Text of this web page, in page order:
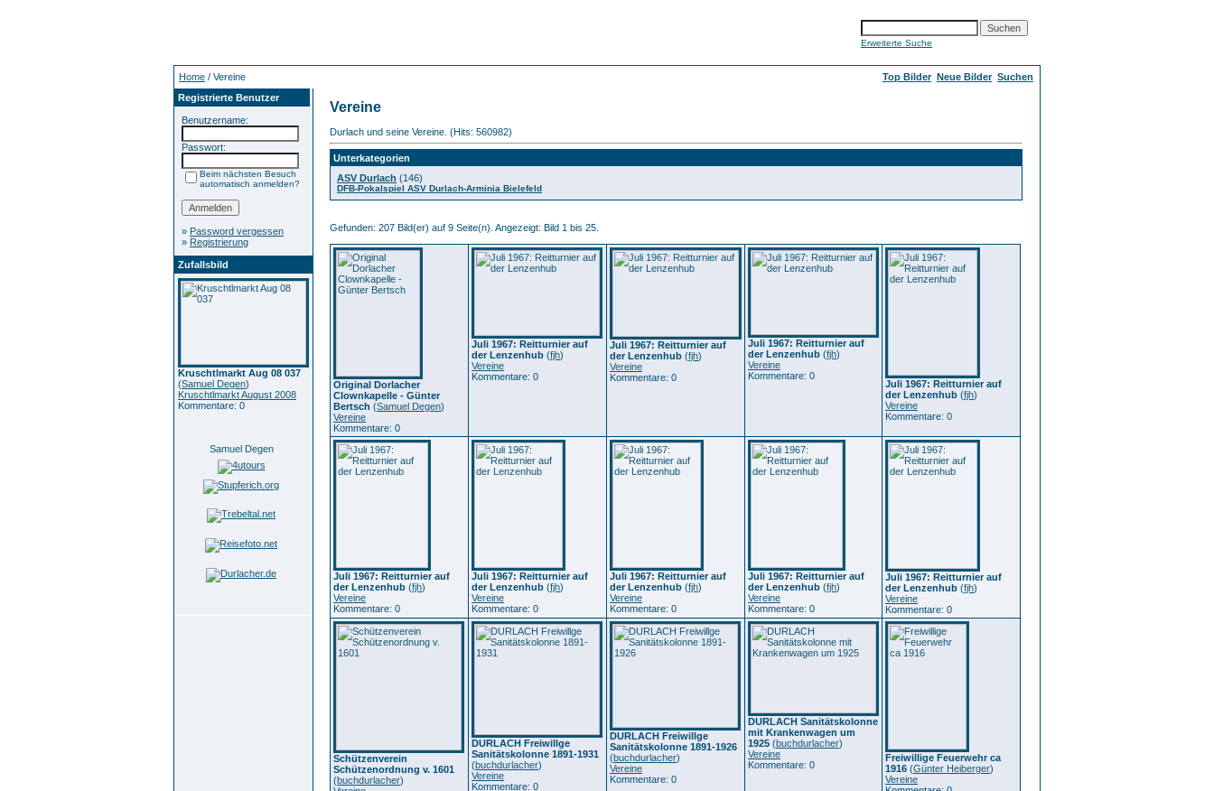
Erweiterte Suche
Home / Vereine Top Bilder Neue Bilder Suchen
Registrierte Benutzer
Benutzername:
Passwort:
Beim nächsten Besuch
automatisch anmelden?
» Password vergessen
» Registrierung
Zufallsbild
Kruschtlmarkt Aug 08 037
(Samuel Degen)
Kruschtlmarkt August 2008
Kommentare: 0
Samuel Degen
Vereine
Durlach und seine Vereine. (Hits: 560982)
Unterkategorien
ASV Durlach (146)
DFB-Pokalspiel ASV Durlach-Arminia Bielefeld
Gefunden: 207 Bild(er) auf 9 Seite(n). Angezeigt: Bild 1 bis 25.
Original Dorlacher
Clownkapelle - Günter
Bertsch (Samuel Degen)
Vereine
Kommentare: 0
Juli 1967: Reitturnier auf
der Lenzenhub (fjh)
Vereine
Kommentare: 0
Juli 1967: Reitturnier auf
der Lenzenhub (fjh)
Vereine
Kommentare: 0
Juli 1967: Reitturnier auf
der Lenzenhub (fjh)
Vereine
Kommentare: 0
Juli 1967: Reitturnier auf
der Lenzenhub (fjh)
Vereine
Kommentare: 0
Juli 1967: Reitturnier auf
der Lenzenhub (fjh)
Vereine
Kommentare: 0
Juli 1967: Reitturnier auf
der Lenzenhub (fjh)
Vereine
Kommentare: 0
Juli 1967: Reitturnier auf
der Lenzenhub (fjh)
Vereine
Kommentare: 0
Juli 1967: Reitturnier auf
der Lenzenhub (fjh)
Vereine
Kommentare: 0
Juli 1967: Reitturnier auf
der Lenzenhub (fjh)
Vereine
Kommentare: 0
Schützenverein
Schützenordnung v. 1601
(buchdurlacher)
DURLACH Freiwillge
Sanitätskolonne 1891-1931
(buchdurlacher)
Vereine
Kommentare: 0
DURLACH Freiwillge
Sanitätskolonne 1891-1926
(buchdurlacher)
Vereine
Kommentare: 0
DURLACH Sanitätskolonne
mit Krankenwagen um
1925 (buchdurlacher)
Vereine
Kommentare: 0
Freiwillige Feuerwehr ca
1916 (Günter Heiberger)
Vereine